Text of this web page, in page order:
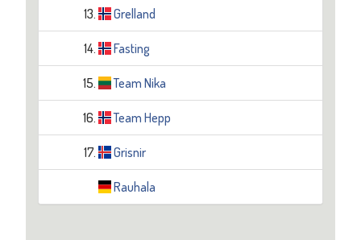
13. Grelland
14. Fasting
15. Team Nika
16. Team Hepp
17. Grisnir
Rauhala